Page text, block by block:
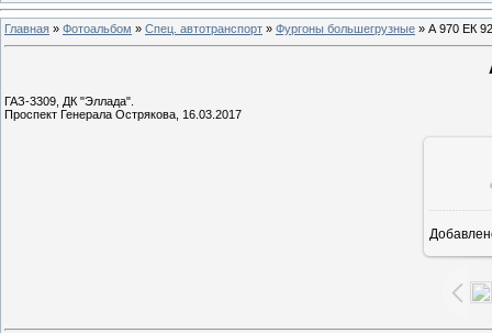
Главная » Фотоальбом » Спец. автотранспорт » Фургоны большегрузные » А 970 ЕК 92
ГАЗ-3309, ДК "Эллада".
Проспект Генерала Острякова, 16.03.2017